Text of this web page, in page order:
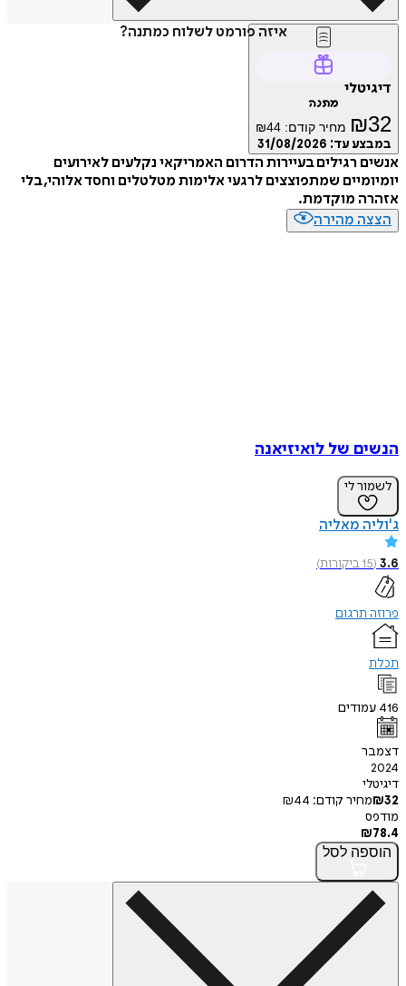
איזה פורמט לשלוח כמתנה?
₪ מחיר קודם: ₪44
עד:31/08/2026
רגילים בעיירות הדרום האמריקאי נקלעים לאירועים
שמתפוצצים לרגעי אלימות מטלטלים וחסד אלוהי, בלי
מוקדמת.
מהירה
של לואיזיאנה
לי
מאליה
ביקורות)
תרגום
קודם:
₪44
לסל